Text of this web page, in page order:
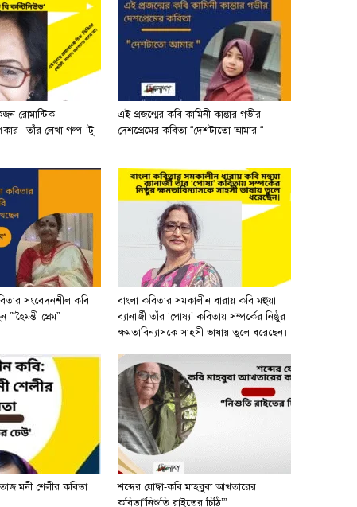
রোমান্টিক
তাঁর লেখা গল্প ‘টু
এই প্রজন্মের কবি কামিনী কান্তার গভীর
দেশপ্রেমের কবিতা “দেশটাতো আমার “
সংবেদনশীল কবি
প্রেম”
বাংলা কবিতার সমকালীন ধারায় কবি মহুয়া
ব্যানার্জী তাঁর ‘পোষ্য’ কবিতায় সম্পর্কের নিষ্ঠুর
ক্ষমতাবিন্যাসকে সাহসী ভাষায় তুলে ধরেছেন।
মনী শেলীর কবিতা
শব্দের যোদ্ধা-কবি মাহবুবা আখতারের
কবিতা“নিশুতি রাইতের চিঠি’”